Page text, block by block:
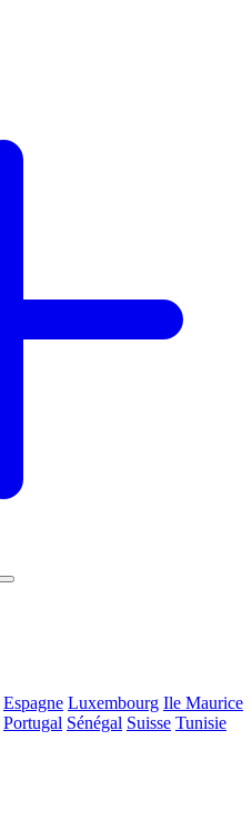
Espagne Luxembourg Ile Maurice
Portugal Sénégal Suisse Tunisie